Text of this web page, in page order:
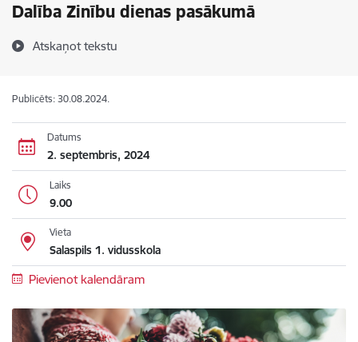
Dalība Zinību dienas pasākumā
Atskaņot tekstu
Publicēts: 30.08.2024.
Datums
2. septembris, 2024
Laiks
9.00
Vieta
Salaspils 1. vidusskola
Pievienot kalendāram